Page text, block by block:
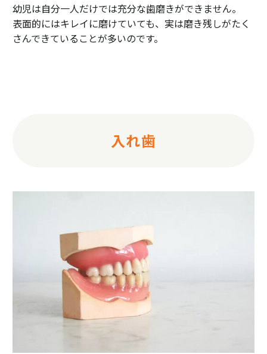
幼児は自分一人だけでは充分な歯磨きができません。
表面的にはキレイに磨けていても、実は磨き残しがたく
さんできていることが多いのです。
入れ歯